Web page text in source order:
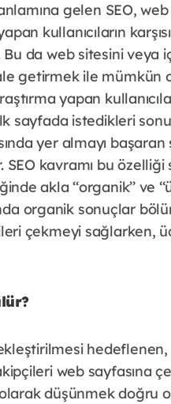
gelen SEO,
kullanıcıların
Bu da web sitesini
getirmek ile mümkün
yapan
ilk sayfada istedikleri
yer almayı
kavramı bu
akla ‘‘organik’’ ve
organik sonuçlar
çekmeyi sağlarken,
web sayfasına
düşünmek doğru